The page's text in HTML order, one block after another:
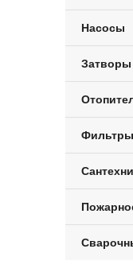
Насосы
Затворы
Фильтры